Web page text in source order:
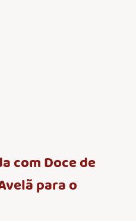
com Doce de
para o